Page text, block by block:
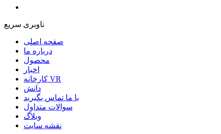
ناوبری سریع
صفحه اصلی
درباره ما
محصول
اخبار
کارخانه VR
دانش
با ما تماس بگیرید
سوالات متداول
وبلاگ
نقشه سایت